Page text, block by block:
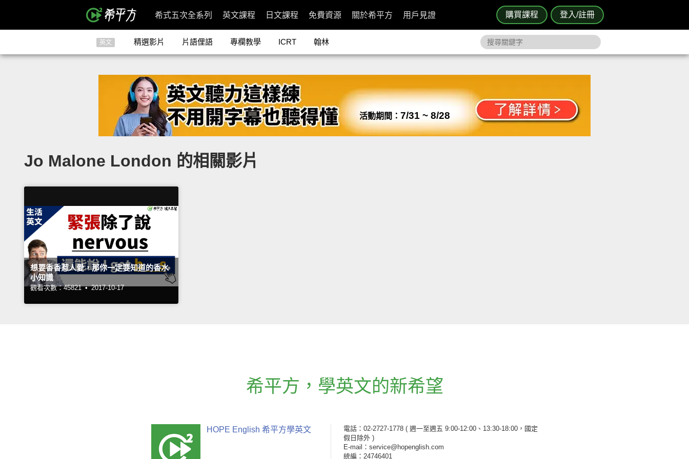
購買課程 登入/註冊
希式五次全系列 英文課程 日文課程 免費資源 關於希平方 用戶見證
英文 精選影片 片語俚語 專欄教學 ICRT 翰林
活動期間： 7/31 ~ 8/28
Jo Malone London 的相關影片
想要香香惹人愛，那你一定要知道的香水
小知識
觀看次數：45821 • 2017-10-17
希平方 ， 學英文的新希望
HOPE English 希平方學英文 電話：02-2727-1778 ( 週一至週五 9:00-12:00、13:30-18:00，國定
假日除外 )
E-mail：service@hopenglish.com
統編：24746401